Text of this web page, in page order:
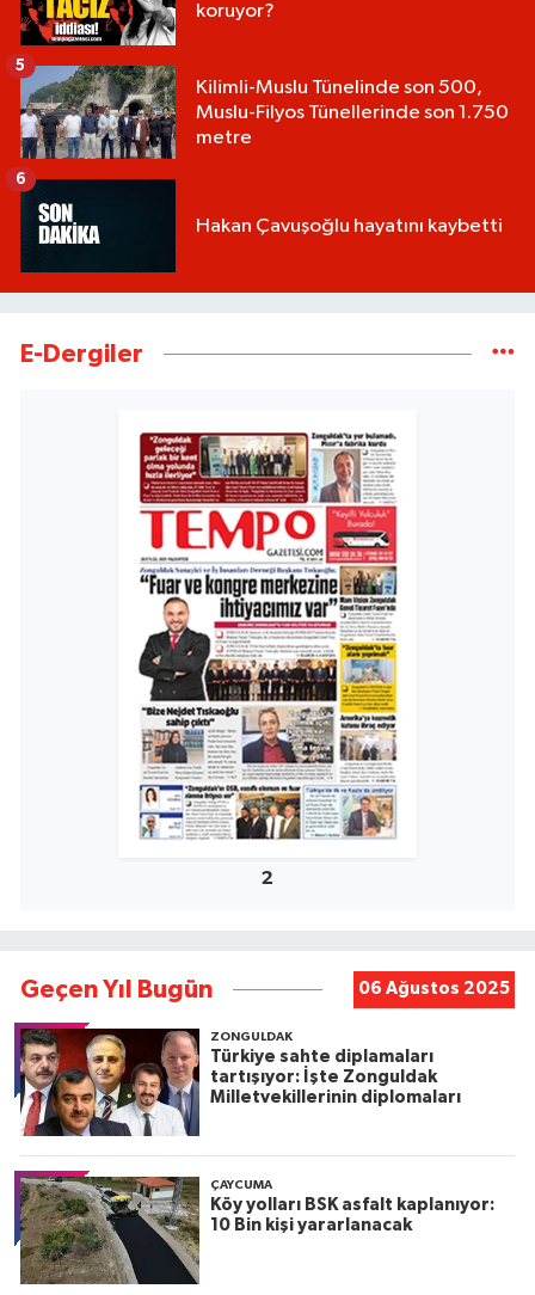
koruyor?
Kilimli-Muslu Tünelinde son 500,
Muslu-Filyos Tünellerinde son 1.750
metre
5
Hakan Çavuşoğlu hayatını kaybetti
6
E-Dergiler
2
Geçen Yıl Bugün 06 Ağustos 2025
ZONGULDAK
Türkiye sahte diplamaları
tartışıyor: İşte Zonguldak
Milletvekillerinin diplomaları
ÇAYCUMA
Köy yolları BSK asfalt kaplanıyor:
10 Bin kişi yararlanacak